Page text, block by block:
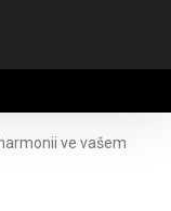
ve vašem